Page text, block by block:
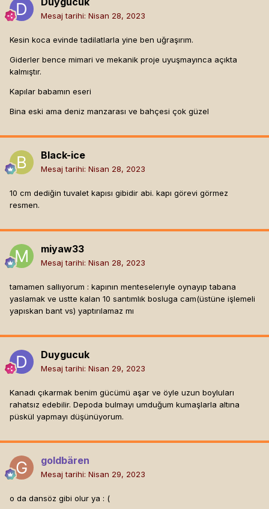
Mesaj tarihi: Nisan 28, 2023
Kesin koca evinde tadilatlarla yine ben uğraşırım.
Giderler bence mimari ve mekanik proje uyuşmayınca açıkta
kalmıştır.
Kapılar babamın eseri
Bina eski ama deniz manzarası ve bahçesi çok güzel
Black-ice
Mesaj tarihi: Nisan 28, 2023
10 cm dediğin tuvalet kapısı gibidir abi. kapı görevi görmez
resmen.
miyaw33
Mesaj tarihi: Nisan 28, 2023
tamamen sallıyorum : kapının menteselerıyle oynayıp tabana
yaslamak ve ustte kalan 10 santımlık bosluga cam(üstüne işlemeli
yapıskan bant vs) yaptırılamaz mı
Duygucuk
Mesaj tarihi: Nisan 29, 2023
Kanadı çıkarmak benim gücümü aşar ve öyle uzun boyluları
rahatsız edebilir. Depoda bulmayı umduğum kumaşlarla altına
püskül yapmayı düşünüyorum.
goldbären
Mesaj tarihi: Nisan 29, 2023
o da dansöz gibi olur ya : (